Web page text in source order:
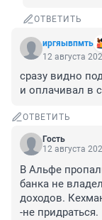
ОТВЕТИТЬ
иргяывпмть
12 августа
сразу видно
и оплачивал в
ОТВЕТИТЬ
Гость
12 августа
В Альфе
банка не
доходов.
-не придраться.